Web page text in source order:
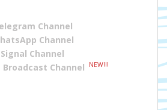
Channel
Channel
Signal Channel
Channel
NEW!!!